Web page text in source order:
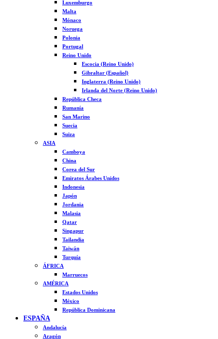
Luxemburgo
Malta
Mónaco
Noruega
Polonia
Portugal
Reino Unido
Escocia (Reino Unido)
Gibraltar (Español)
Inglaterra (Reino Unido)
Irlanda del Norte (Reino Unido)
República Checa
Rumanía
San Marino
Suecia
Suiza
ASIA
Camboya
China
Corea del Sur
Emiratos Árabes Unidos
Indonesia
Japón
Jordania
Malasia
Qatar
Singapur
Tailandia
Taiwán
Turquía
ÁFRICA
Marruecos
AMÉRICA
Estados Unidos
México
República Dominicana
ESPAÑA
Andalucía
Aragón